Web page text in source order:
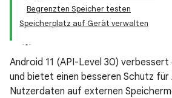
Begrenzten Speicher testen
Speicherplatz auf Gerät verwalten
Android 11 (API-Level 30)
und bietet einen besseren Schutz für
Nutzerdaten auf externen